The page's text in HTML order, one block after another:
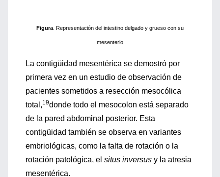
Figura . Representación del intestino delgado y grueso con su
mesenterio
La contigüidad mesentérica se demostró por
primera vez en un estudio de observación de
pacientes sometidos a resección mesocólica
total,19donde todo el mesocolon está separado
de la pared abdominal posterior. Esta
contigüidad también se observa en variantes
embriológicas, como la falta de rotación o la
rotación patológica, el situs inversus y la atresia
mesentérica.